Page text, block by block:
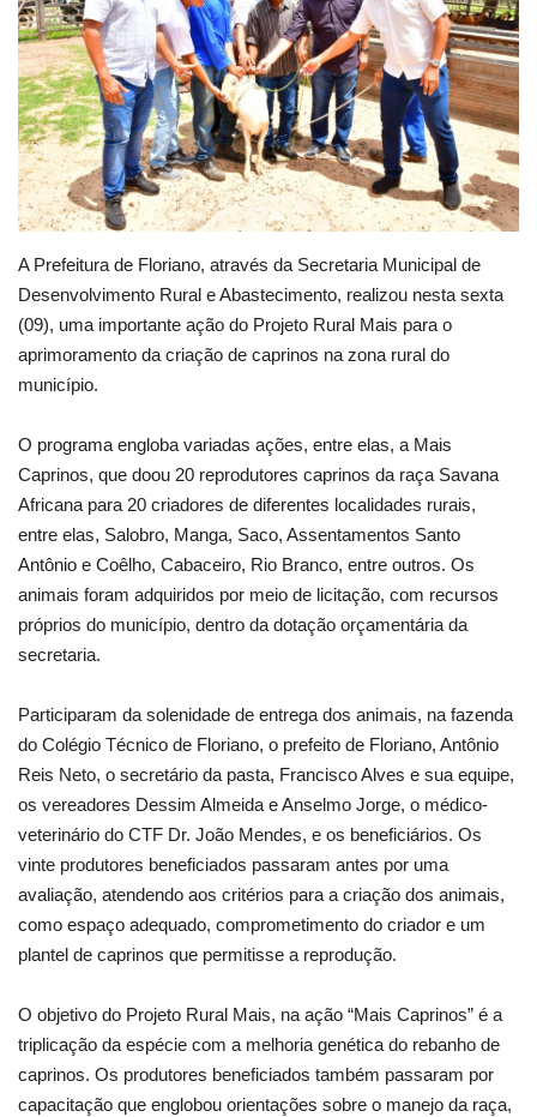
Webmail
Contato
A Prefeitura de Floriano, através da Secretaria Municipal de
Desenvolvimento Rural e Abastecimento, realizou nesta sexta
(09), uma importante ação do Projeto Rural Mais para o
aprimoramento da criação de caprinos na zona rural do
município.
O programa engloba variadas ações, entre elas, a Mais
Caprinos, que doou 20 reprodutores caprinos da raça Savana
Africana para 20 criadores de diferentes localidades rurais,
entre elas, Salobro, Manga, Saco, Assentamentos Santo
Antônio e Coêlho, Cabaceiro, Rio Branco, entre outros. Os
animais foram adquiridos por meio de licitação, com recursos
próprios do município, dentro da dotação orçamentária da
secretaria.
Participaram da solenidade de entrega dos animais, na fazenda
do Colégio Técnico de Floriano, o prefeito de Floriano, Antônio
Reis Neto, o secretário da pasta, Francisco Alves e sua equipe,
os vereadores Dessim Almeida e Anselmo Jorge, o médico-
veterinário do CTF Dr. João Mendes, e os beneficiários. Os
vinte produtores beneficiados passaram antes por uma
avaliação, atendendo aos critérios para a criação dos animais,
como espaço adequado, comprometimento do criador e um
plantel de caprinos que permitisse a reprodução.
O objetivo do Projeto Rural Mais, na ação “Mais Caprinos” é a
triplicação da espécie com a melhoria genética do rebanho de
caprinos. Os produtores beneficiados também passaram por
capacitação que englobou orientações sobre o manejo da raça,